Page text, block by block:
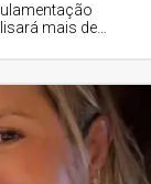
mais de